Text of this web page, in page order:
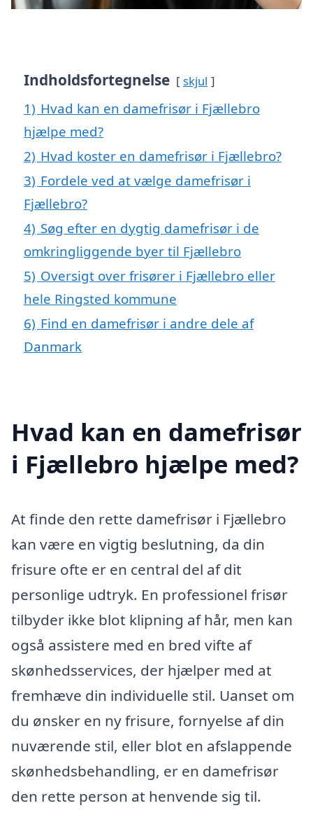
Indholdsfortegnelse skjul
1) Hvad kan en damefrisør i Fjællebro
hjælpe med?
2) Hvad koster en damefrisør i Fjællebro?
3) Fordele ved at vælge damefrisør i
Fjællebro?
4) Søg efter en dygtig damefrisør i de
omkringliggende byer til Fjællebro
5) Oversigt over frisører i Fjællebro eller
hele Ringsted kommune
6) Find en damefrisør i andre dele af
Danmark
Hvad kan en damefrisør
i Fjællebro hjælpe med?
At finde den rette damefrisør i Fjællebro
kan være en vigtig beslutning, da din
frisure ofte er en central del af dit
personlige udtryk. En professionel frisør
tilbyder ikke blot klipning af hår, men kan
også assistere med en bred vifte af
skønhedsservices, der hjælper med at
fremhæve din individuelle stil. Uanset om
du ønsker en ny frisure, fornyelse af din
nuværende stil, eller blot en afslappende
skønhedsbehandling, er en damefrisør
den rette person at henvende sig til.